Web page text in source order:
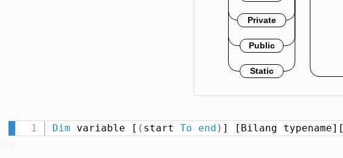
Dim variable [ ( start To end ) ] [Bilang typename][